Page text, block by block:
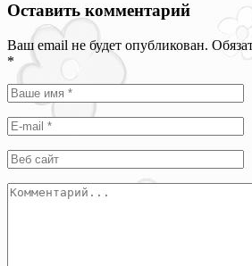
Оставить комментарий
Ваш email не будет опубликован.
*